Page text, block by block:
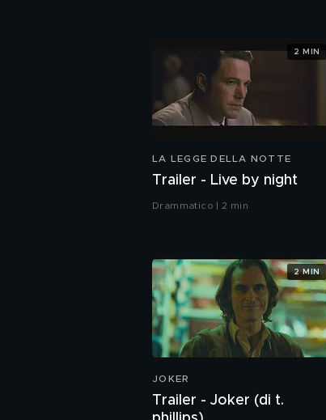
LA LEGGE DELLA NOTTE
Trailer - Live by night
Drammatico | 2 min
2 MIN
JOKER
Trailer - Joker (di t.
2 MIN